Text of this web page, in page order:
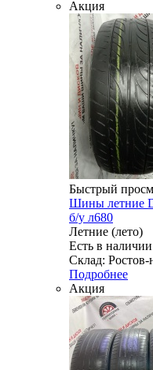
Акция
Быстрый
Шины летние
б/у л680
Летние (лето)
Есть в
Склад:
Подробнее
Акция